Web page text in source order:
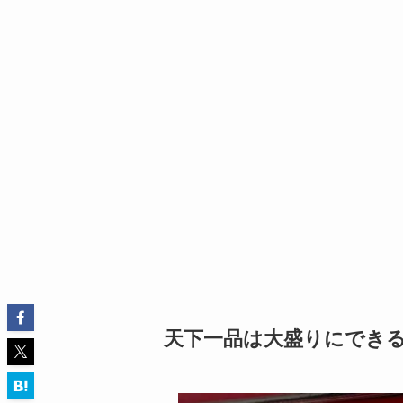
天下一品は大盛りにでき